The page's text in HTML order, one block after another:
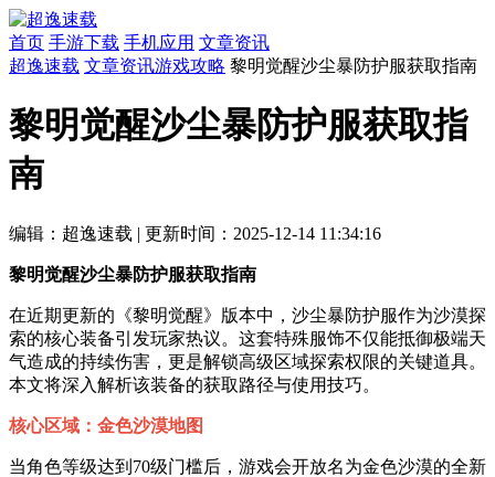
首页 手游下载 手机应用 文章资讯
超逸速载 文章资讯游戏攻略 黎明觉醒沙尘暴防护服获取指南
黎明觉醒沙尘暴防护服获取指
南
编辑：超逸速载 | 更新时间：2025-12-14 11:34:16
黎明觉醒沙尘暴防护服获取指南
在近期更新的《黎明觉醒》版本中，沙尘暴防护服作为沙漠探
索的核心装备引发玩家热议。这套特殊服饰不仅能抵御极端天
气造成的持续伤害，更是解锁高级区域探索权限的关键道具。
本文将深入解析该装备的获取路径与使用技巧。
核心区域：金色沙漠地图
当角色等级达到70级门槛后，游戏会开放名为金色沙漠的全新